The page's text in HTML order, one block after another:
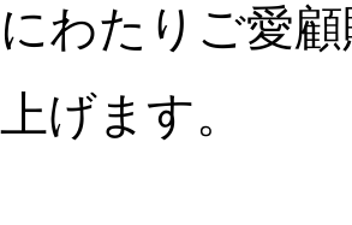
わたりご愛
げます。